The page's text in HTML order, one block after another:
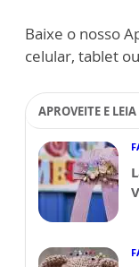
Baixe o nosso
celular, tablet
APROVEITE E